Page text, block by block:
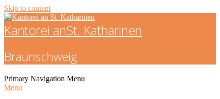
Skip to content
Kantorei anSt. Katharinen
Braunschweig
Primary Navigation Menu
Menu